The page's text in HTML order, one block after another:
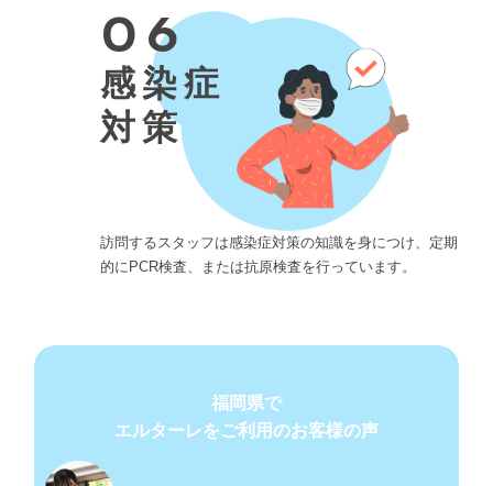
06
感染症
対策
訪問するスタッフは感染症対策の知識を身につけ、定期
的にPCR検査、または抗原検査を行っています。
福岡県で
エルターレをご利用のお客様の声